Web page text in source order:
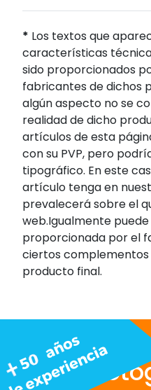
* Los textos que
características
sido proporcionados
fabricantes de dichos
algún aspecto no se
realidad de dicho
artículos de esta
con su PVP, pero
tipográfico. En este
artículo tenga en
prevalecerá sobre el
web.Igualmente
proporcionada por el
ciertos complementos
producto final.
Nos